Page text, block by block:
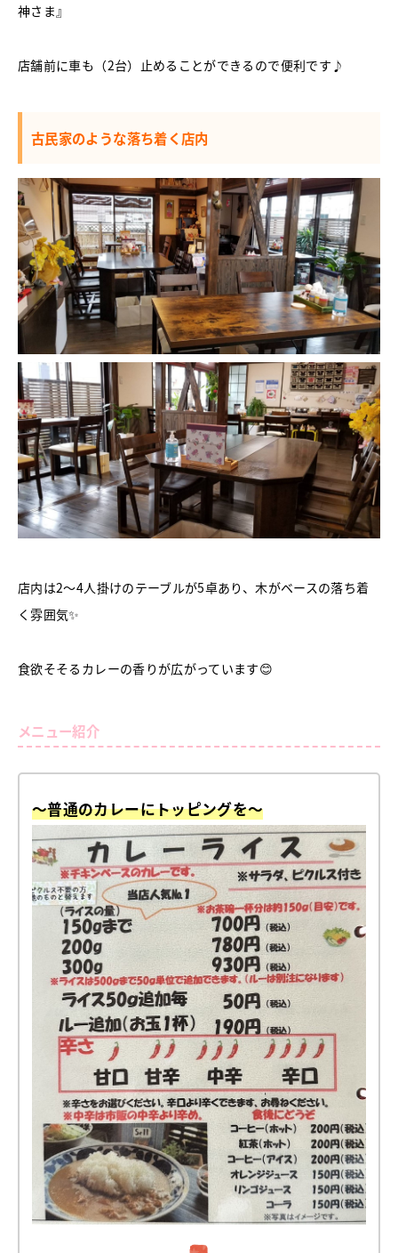
神さま』
店舗前に車も（2台）止めることができるので便利です♪
古民家のような落ち着く店内
店内は2～4人掛けのテーブルが5卓あり、木がベースの落ち着
く雰囲気✨
食欲そそるカレーの香りが広がっています😊
メニュー紹介
～普通のカレーにトッピングを～